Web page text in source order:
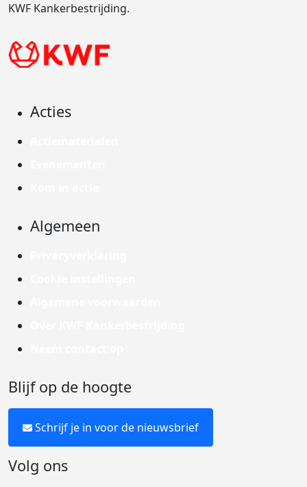
KWF Kankerbestrijding.
Acties
Algemeen
Blijf op de hoogte
Schrijf je in voor de nieuwsbrief
Volg ons